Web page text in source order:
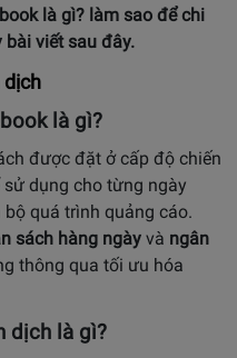
là gì? làm sao để chi
bài viết sau đây.
dịch
là gì?
được đặt ở cấp độ chiến
dụng cho từng ngày
quá trình quảng cáo.
sách hàng ngày và ngân
thông qua tối ưu hóa
dịch là gì?